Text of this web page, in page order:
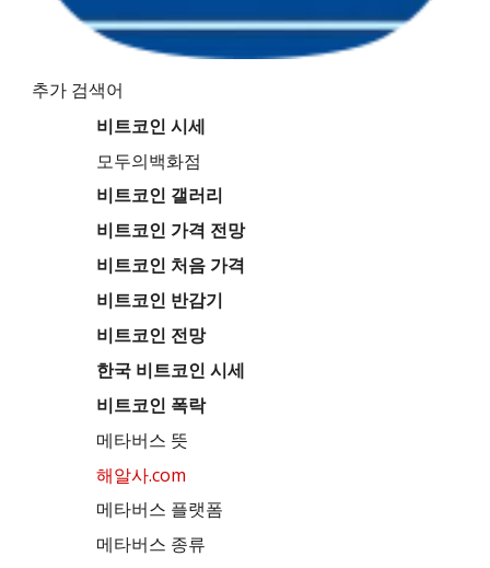
추가 검색어
비트코인 시세
모두의백화점
비트코인 갤러리
비트코인 가격 전망
비트코인 처음 가격
비트코인 반감기
비트코인 전망
한국 비트코인 시세
비트코인 폭락
메타버스 뜻
해알사.com
메타버스 플랫폼
메타버스 종류